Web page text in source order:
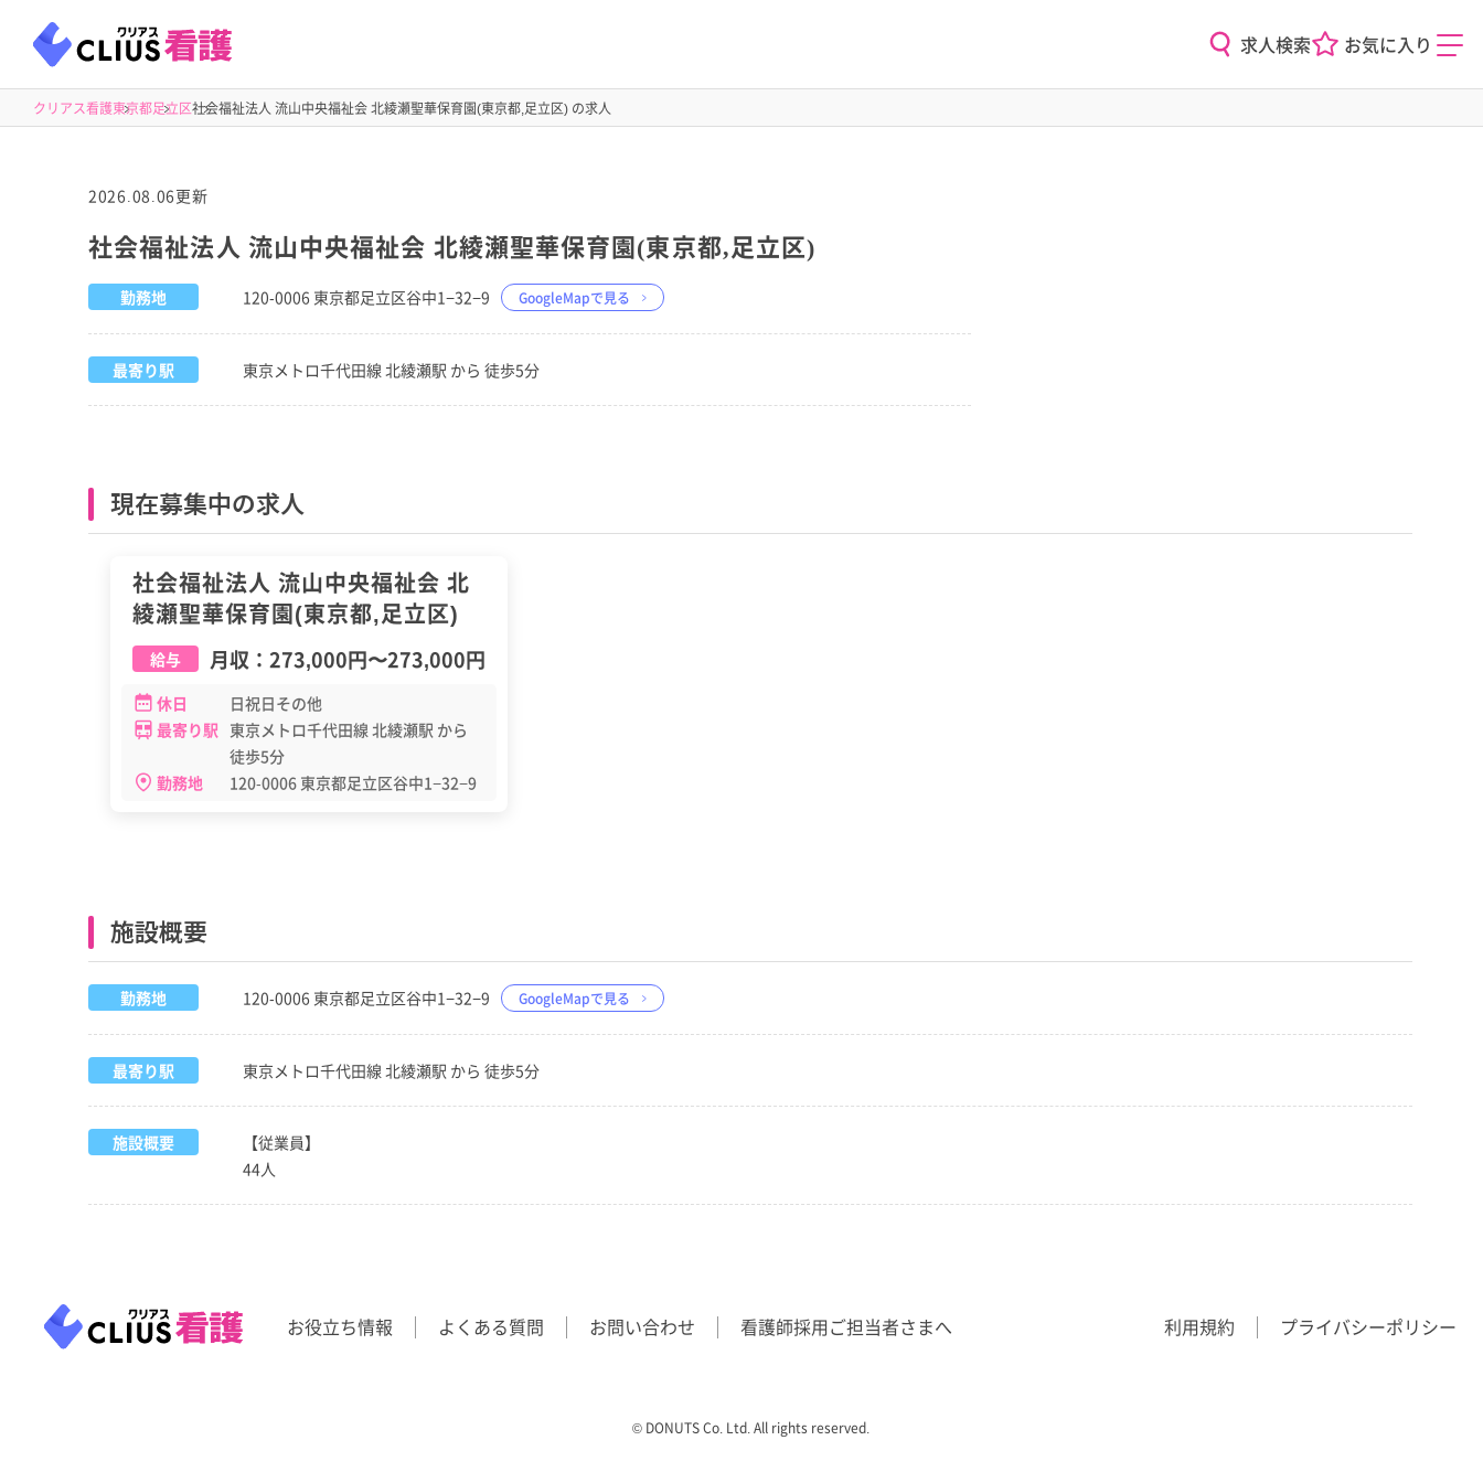
求人検索 お気に入り
クリアス看護東京都足立区社会福祉法人 流山中央福祉会 北綾瀬聖華保育園(東京都,足立区) の求人
2026.08.06更新
社会福祉法人 流山中央福祉会 北綾瀬聖華保育園(東京都,足立区)
勤務地 120-0006 東京都足立区谷中1−32−9 GoogleMapで見る
最寄り駅 東京メトロ千代田線 北綾瀬駅 から 徒歩5分
現在募集中の求人
社会福祉法人 流山中央福祉会 北
綾瀬聖華保育園(東京都,足立区)
給与 月収： 273,000円〜273,000円
休日
日祝日その他
最寄り駅 東京メトロ千代田線 北綾瀬駅 から
徒歩5分
勤務地
120-0006 東京都足立区谷中1−32−9
施設概要
勤務地 120-0006 東京都足立区谷中1−32−9 GoogleMapで見る
最寄り駅 東京メトロ千代田線 北綾瀬駅 から 徒歩5分
施設概要
【従業員】
44人
お役立ち情報 よくある質問 お問い合わせ 看護師採用ご担当者さまへ 利用規約 プライバシーポリシー
©︎ DONUTS Co. Ltd. All rights reserved.